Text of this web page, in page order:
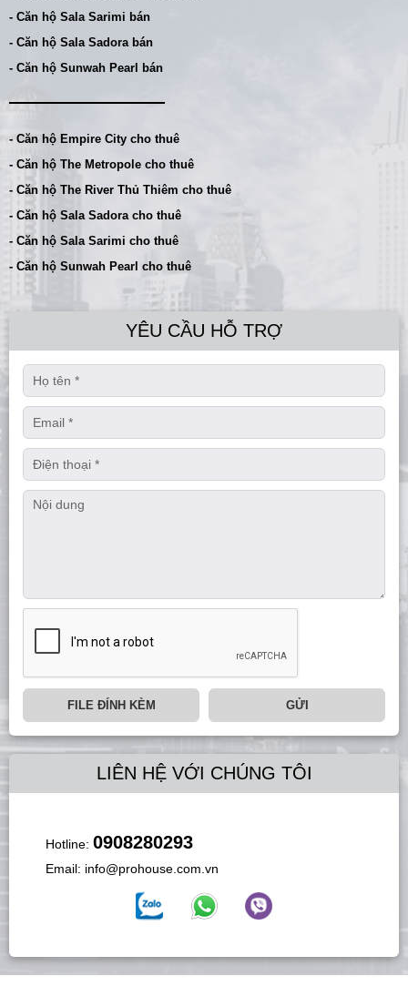
- Căn hộ Sala Sarimi bán
- Căn hộ Sala Sadora bán
- Căn hộ Sunwah Pearl bán
- Căn hộ Empire City cho thuê
- Căn hộ The Metropole cho thuê
- Căn hộ The River Thủ Thiêm cho thuê
- Căn hộ Sala Sadora cho thuê
- Căn hộ Sala Sarimi cho thuê
- Căn hộ Sunwah Pearl cho thuê
YÊU CẦU HỖ TRỢ
FILE ĐÍNH KÈM GỬI
LIÊN HỆ VỚI CHÚNG TÔI
Hotline: 0908280293
Email: info@prohouse.com.vn